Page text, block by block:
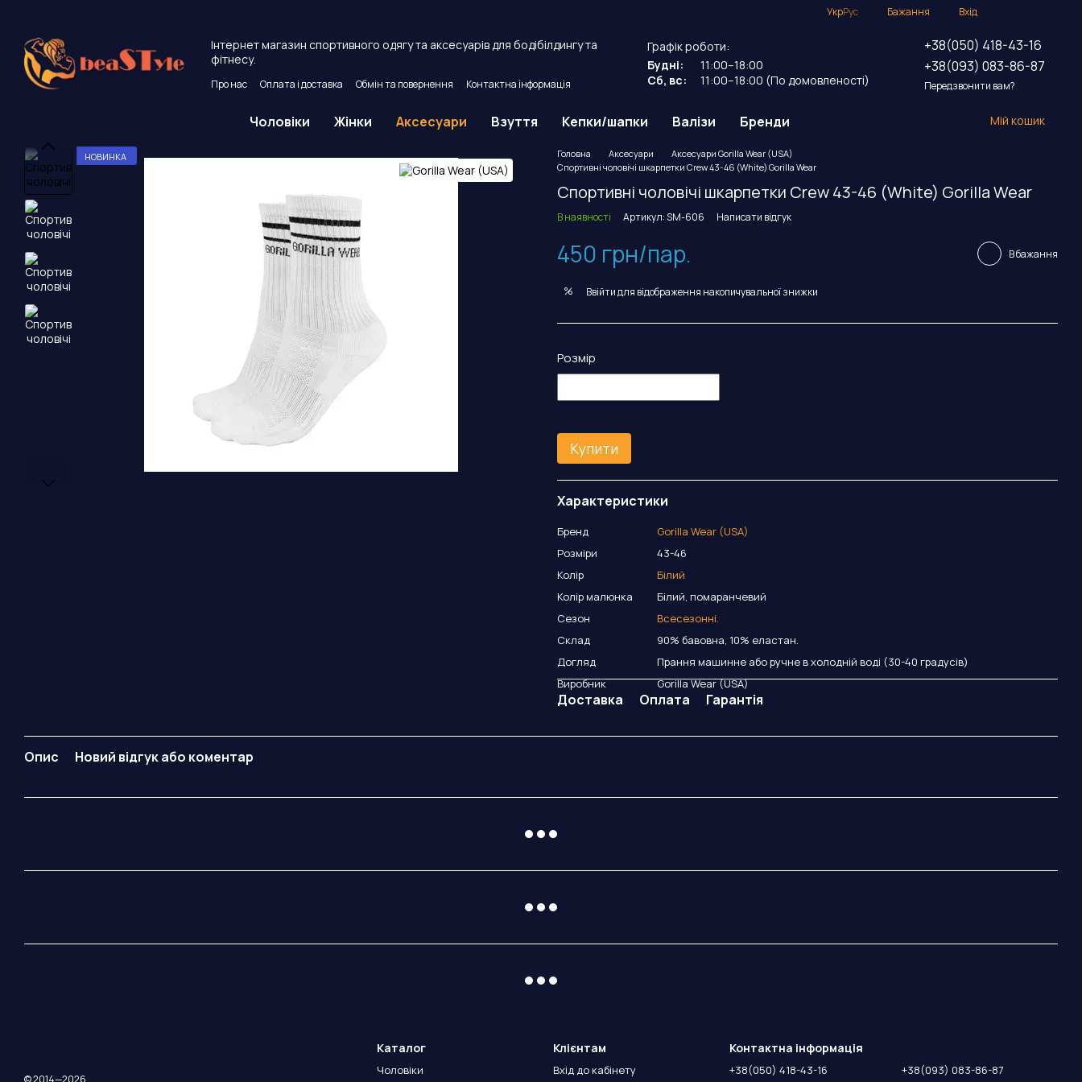
УкрРус Бажання Вхід
Інтернет магазин спортивного одягу та аксесуарів для бодібілдингу та
фітнесу.
Про нас Оплата і доставка Обмін та повернення
Контактна інформація
Графік роботи:
Будні:
11:00–18:00
Сб, вс:
11:00–18:00 (По домовленості)
+38(050) 418-43-16
+38(093) 083-86-87
Передзвонити вам?
Чоловіки Жінки Аксесуари Взуття Кепки/шапки Валізи Бренди Мій кошик
НОВИНКА Головна Аксесуари
Аксесуари Gorilla Wear (USA)
Спортивні чоловічі шкарпетки Crew 43-46 (White) Gorilla Wear
Спортивні чоловічі шкарпетки Crew 43-46 (White) Gorilla Wear
В наявності Артикул: SM-606 Написати відгук
450 грн/пар. В бажання
% Ввійтидля відображення накопичувальної знижки
Розмір
Купити
Характеристики
Бренд
Gorilla Wear (USA)
Розміри
43-46
Колір
Білий
Колір малюнка
Білий, помаранчевий
Сезон
Всесезонні.
Склад
90% бавовна, 10% еластан.
Догляд
Прання машинне або ручне в холодній воді (30-40 градусів)
Виробник
Gorilla Wear (USA)
Доставка Оплата Гарантія
Опис Новий відгук або коментар
© 2014—2026
Каталог
Чоловіки
Клієнтам
Вхід до кабінету
Контактна інформація
+38(050) 418-43-16 +38(093) 083-86-87